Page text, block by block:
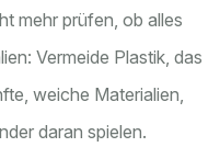
mehr prüfen, ob alles
Vermeide Plastik, das
weiche Materialien,
daran spielen.